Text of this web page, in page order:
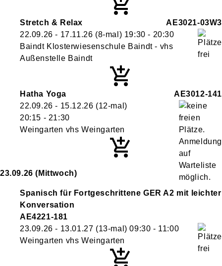
Stretch & Relax
AE3021-03W3
22.09.26 - 17.11.26 (8-mal) 19:30 - 20:30
Baindt Klosterwiesenschule Baindt - vhs
Außenstelle Baindt
Hatha Yoga
AE3012-141
22.09.26 - 15.12.26 (12-mal)
20:15 - 21:30
Weingarten vhs Weingarten
23.09.26 (Mittwoch)
Spanisch für Fortgeschrittene GER A2 mit leichter
Konversation
AE4221-181
23.09.26 - 13.01.27 (13-mal)09:30 - 11:00
Weingarten vhs Weingarten